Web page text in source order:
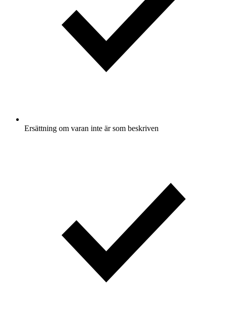
Ersättning om varan inte är som beskriven